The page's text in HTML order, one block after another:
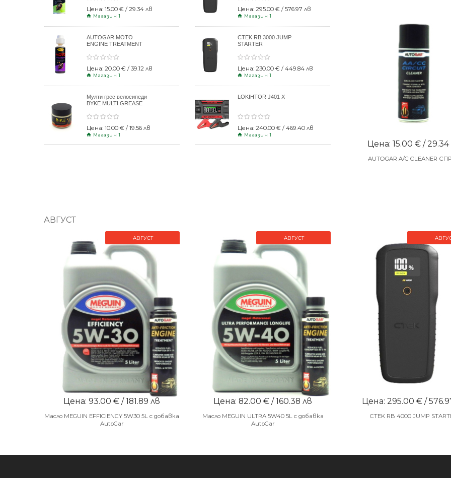
Цена: 15.00 € / 29.34 лв
Магазин 1
AUTOGAR MOTO
ENGINE TREATMENT
Цена: 20.00 € / 39.12 лв
Магазин 1
Мулти грес велосипеди
BYKE MULTI GREASE
Цена: 10.00 € / 19.56 лв
Магазин 1
Цена: 295.00 € / 576.97 лв
Магазин 1
CTEK RB 3000 JUMP
STARTER
Цена: 230.00 € / 449.84 лв
Магазин 1
LOKIHTOR J401 X
Цена: 240.00 € / 469.40 лв
Магазин 1
Цена: 15.00 € / 29.34
AUTOGAR A/C CLEANER
АВГУСТ
АВГУСТ
Цена: 93.00 € / 181.89 лв
Масло MEGUIN EFFICIENCY 5W30 5L с добавка
AutoGar
АВГУСТ
Цена: 82.00 € / 160.38 лв
Масло MEGUIN ULTRA 5W40 5L с добавка
AutoGar
Цена: 295.00 € /
CTEK RB 4000 JUMP